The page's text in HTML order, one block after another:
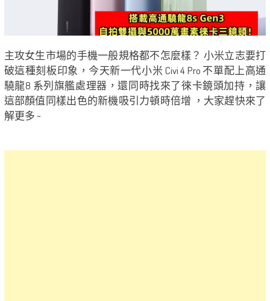
主攻女生市場的手機一般規格都不怎麼樣？ 小米立志要打
破這種刻板印象，今天新一代小米 Civi 4 Pro 不單配上高通
驍龍8 系列旗艦處理器，還同時找來了徠卡鏡頭加持，讓
這部顏值同樣出色的新機吸引力頓時倍增 ，大家趕快來了
解更多 ~